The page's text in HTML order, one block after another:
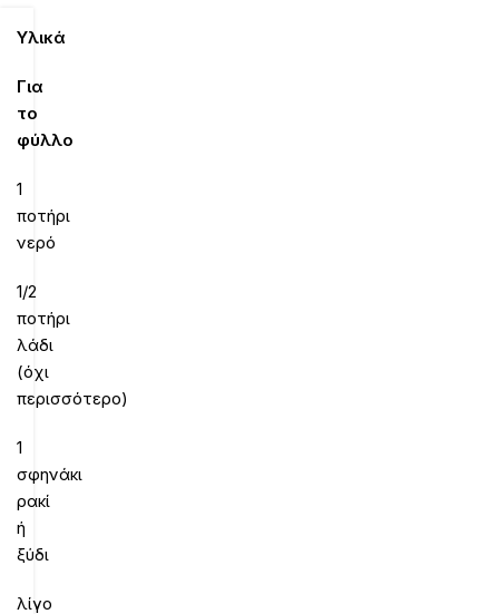
Υλικά
Για
το
φύλλο
1
ποτήρι
νερό
1/2
ποτήρι
λάδι
(όχι
περισσότερο)
1
σφηνάκι
ρακί
ή
ξύδι
λίγο